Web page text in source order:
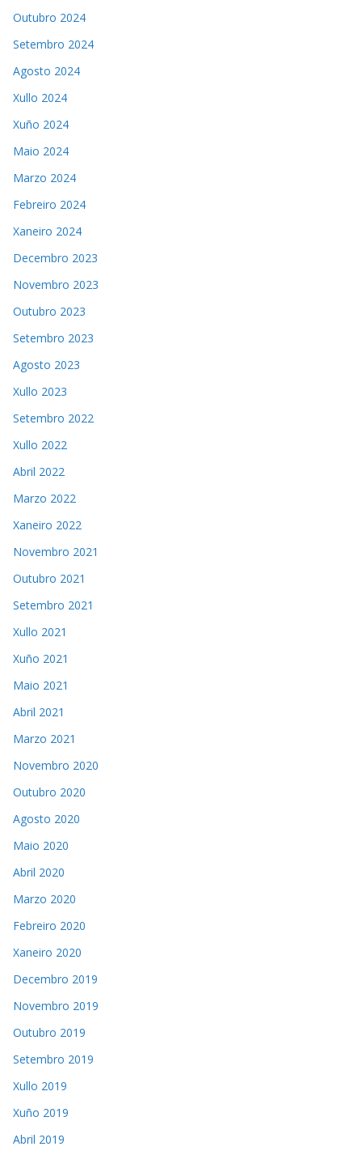
Outubro 2024
Setembro 2024
Agosto 2024
Xullo 2024
Xuño 2024
Maio 2024
Marzo 2024
Febreiro 2024
Xaneiro 2024
Decembro 2023
Novembro 2023
Outubro 2023
Setembro 2023
Agosto 2023
Xullo 2023
Setembro 2022
Xullo 2022
Abril 2022
Marzo 2022
Xaneiro 2022
Novembro 2021
Outubro 2021
Setembro 2021
Xullo 2021
Xuño 2021
Maio 2021
Abril 2021
Marzo 2021
Novembro 2020
Outubro 2020
Agosto 2020
Maio 2020
Abril 2020
Marzo 2020
Febreiro 2020
Xaneiro 2020
Decembro 2019
Novembro 2019
Outubro 2019
Setembro 2019
Xullo 2019
Xuño 2019
Abril 2019